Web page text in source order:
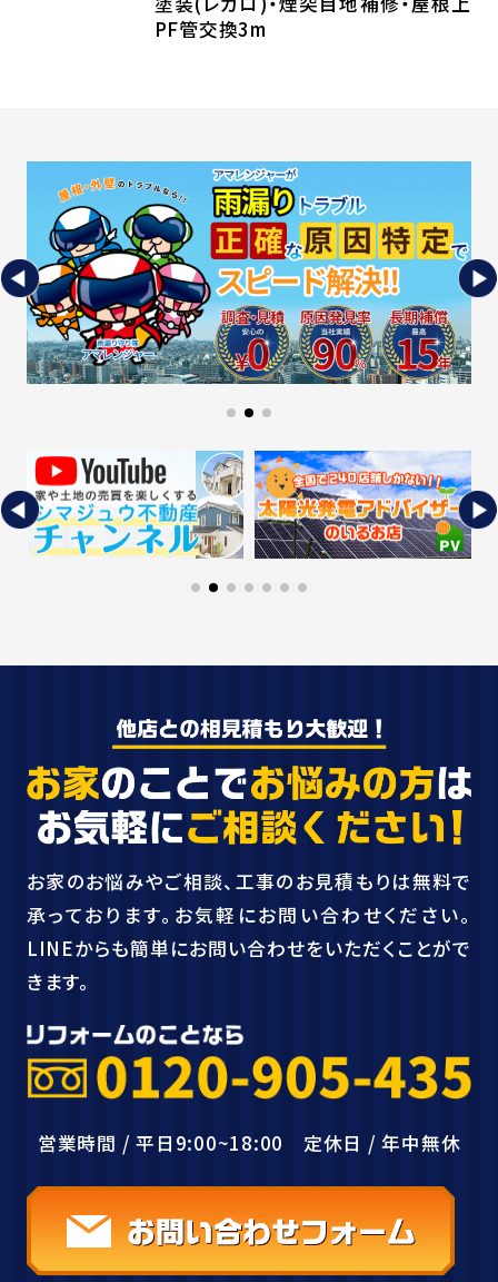
PF管交換3m
お家のお悩みやご相談、工事のお見積もりは無料で
承っております。お気軽にお問い合わせください。
LINEからも簡単にお問い合わせをいただくことがで
きます。
営業時間 / 平日9:00~18:00 定休日 / 年中無休